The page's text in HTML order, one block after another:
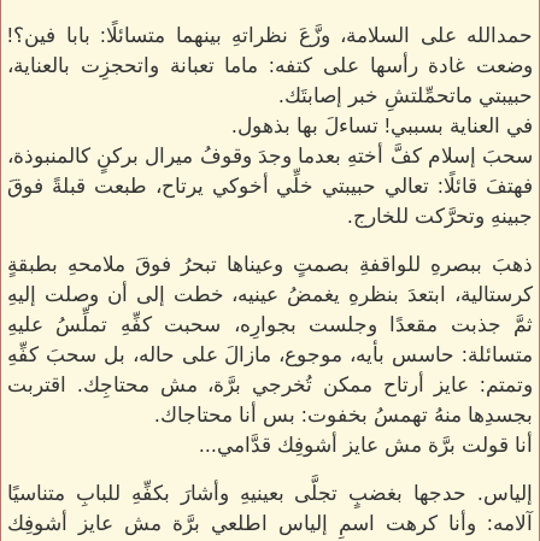
حمدالله على السلامة، وزَّعَ نظراتهِ بينهما متسائلًا: بابا فين؟!
وضعت غادة رأسها على كتفه: ماما تعبانة واتحجزِت بالعناية،
حبيبتي ماتحمِّلتشِ خبر إصابتَك.
في العناية بسببي! تساءلَ بها بذهول.
سحبَ إسلام كفَّ أختهِ بعدما وجدَ وقوفُ ميرال بركنٍ كالمنبوذة،
فهتفَ قائلًا: تعالي حبيبتي خلِّي أخوكي يرتاح، طبعت قبلةً فوقَ
جبينهِ وتحرَّكت للخارج.
ذهبَ ببصرهِ للواقفةِ بصمتٍ وعيناها تبحرُ فوقَ ملامحهِ بطبقةٍ
كرستالية، ابتعدَ بنظرهِ يغمضُ عينيه، خطت إلى أن وصلت إليهِ
ثمَّ جذبت مقعدًا وجلست بجوارِه، سحبت كفِّهِ تملِّسُ عليهِ
متسائلة: حاسس بأيه، موجوع، مازالَ على حاله، بل سحبَ كفِّهِ
وتمتم: عايز أرتاح ممكن تُخرجي برَّة، مش محتاجِك. اقتربت
بجسدِها منهُ تهمسُ بخفوت: بس أنا محتاجاك.
أنا قولت برَّة مش عايز أشوفِك قدَّامي...
إلياس. حدجها بغضبٍ تجلَّى بعينيهِ وأشارَ بكفِّهِ للبابِ متناسيًا
آلامه: وأنا كرهت اسمِ إلياس اطلعي برَّة مش عايز أشوفِك